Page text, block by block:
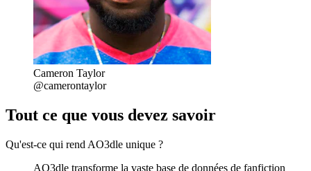
Cameron Taylor
@camerontaylor
Tout ce que vous devez savoir
Qu'est-ce qui rend AO3dle unique ?
AO3dle transforme la vaste base de données de fanfiction